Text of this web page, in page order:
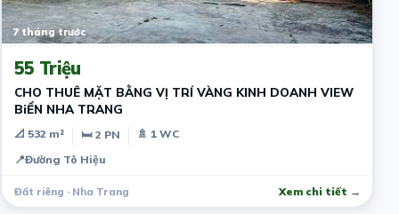
7 tháng trước
55 Triệu
CHO THUÊ MẶT BẰNG VỊ TRÍ VÀNG KINH DOANH VIEW
BiỂN NHA TRANG
📐 532 m² 🛏 2 PN
🚿 1 WC
📍Đường Tô Hiệu
Đất riêng · Nha Trang Xem chi tiết →